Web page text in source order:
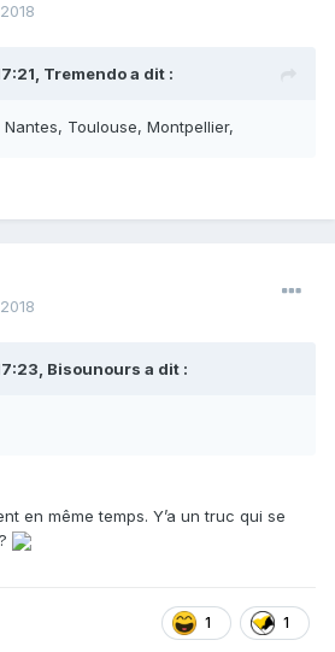
Tremendoa dit :
Toulouse, Montpellier,
Bisounours a dit :
en même temps. Y’a un truc qui se
1 1